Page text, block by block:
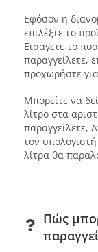
Εφόσον η
επιλέξτε το
Εισάγετε το
παραγγείλετε,
προχωρήστε
Μπορείτε να
λίτρο στα
παραγγείλετε,
τον
λίτρα θα
Πώς